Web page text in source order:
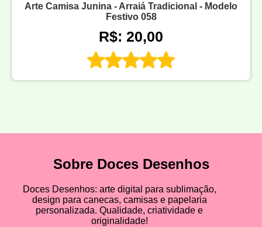
Arte Camisa Junina - Arraiá Tradicional - Modelo
Festivo 058
R$: 20,00
Sobre Doces Desenhos
Doces Desenhos: arte digital para sublimação,
design para canecas, camisas e papelaria
personalizada. Qualidade, criatividade e
originalidade!